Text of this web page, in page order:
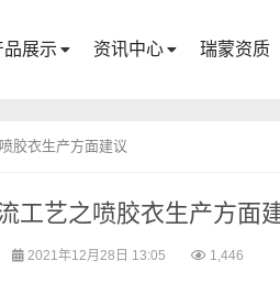
品展示 资讯中心 瑞蒙资质
胶衣生产方面建议
工艺之喷胶衣生产方面
2021年12月28日 13:05 1,446